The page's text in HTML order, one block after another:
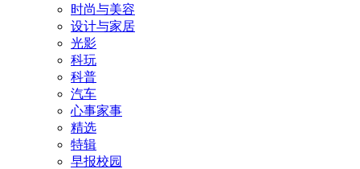
时尚与美容
设计与家居
光影
科玩
科普
汽车
心事家事
精选
特辑
早报校园